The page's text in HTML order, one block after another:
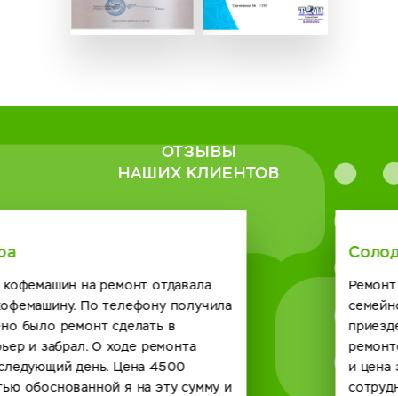
ОТЗЫВЫ
НАШИХ КЛИЕНТОВ
Ремонт нужен был кофейному автомату в нашем
семейном кафе. Созвонились с сервисным центром о
приезде мастера договорились. Справился он с
ремонтом на отлично и по времени быстро получилось
и цена за услугу вполне демократичная. Будем
сотрудничать и в будущем с вашей компанией. спасибо.